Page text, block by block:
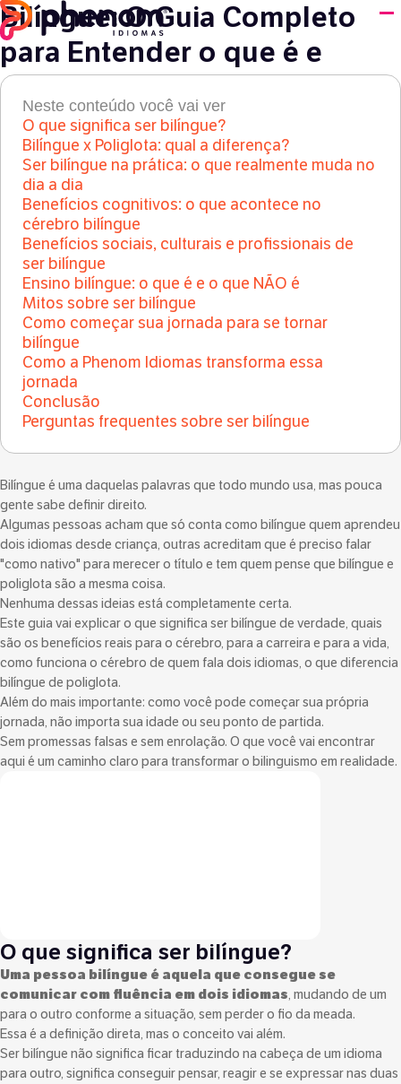
Bilíngue: O Guia Completo
para Entender o que é e
como Começar sua Jornada
P Tips●9 de janeiro de 2025
Neste conteúdo você vai ver
O que significa ser bilíngue?
Bilíngue x Poliglota: qual a diferença?
Ser bilíngue na prática: o que realmente muda no
dia a dia
Benefícios cognitivos: o que acontece no
cérebro bilíngue
Benefícios sociais, culturais e profissionais de
ser bilíngue
Ensino bilíngue: o que é e o que NÃO é
Mitos sobre ser bilíngue
Como começar sua jornada para se tornar
bilíngue
Como a Phenom Idiomas transforma essa
jornada
Conclusão
Perguntas frequentes sobre ser bilíngue
Bilíngue é uma daquelas palavras que todo mundo usa, mas pouca
gente sabe definir direito.
Algumas pessoas acham que só conta como bilíngue quem aprendeu
dois idiomas desde criança, outras acreditam que é preciso falar
"como nativo" para merecer o título e tem quem pense que bilíngue e
poliglota são a mesma coisa.
Nenhuma dessas ideias está completamente certa.
Este guia vai explicar o que significa ser bilíngue de verdade, quais
são os benefícios reais para o cérebro, para a carreira e para a vida,
como funciona o cérebro de quem fala dois idiomas, o que diferencia
bilíngue de poliglota.
Além do mais importante: como você pode começar sua própria
jornada, não importa sua idade ou seu ponto de partida.
Sem promessas falsas e sem enrolação. O que você vai encontrar
aqui é um caminho claro para transformar o bilinguismo em realidade.
O que significa ser bilíngue?
Uma pessoa bilíngue é aquela que consegue se
comunicar com fluência em dois idiomas, mudando de um
para o outro conforme a situação, sem perder o fio da meada.
Essa é a definição direta, mas o conceito vai além.
Ser bilíngue não significa ficar traduzindo na cabeça de um idioma
para outro, significa conseguir pensar, reagir e se expressar nas duas